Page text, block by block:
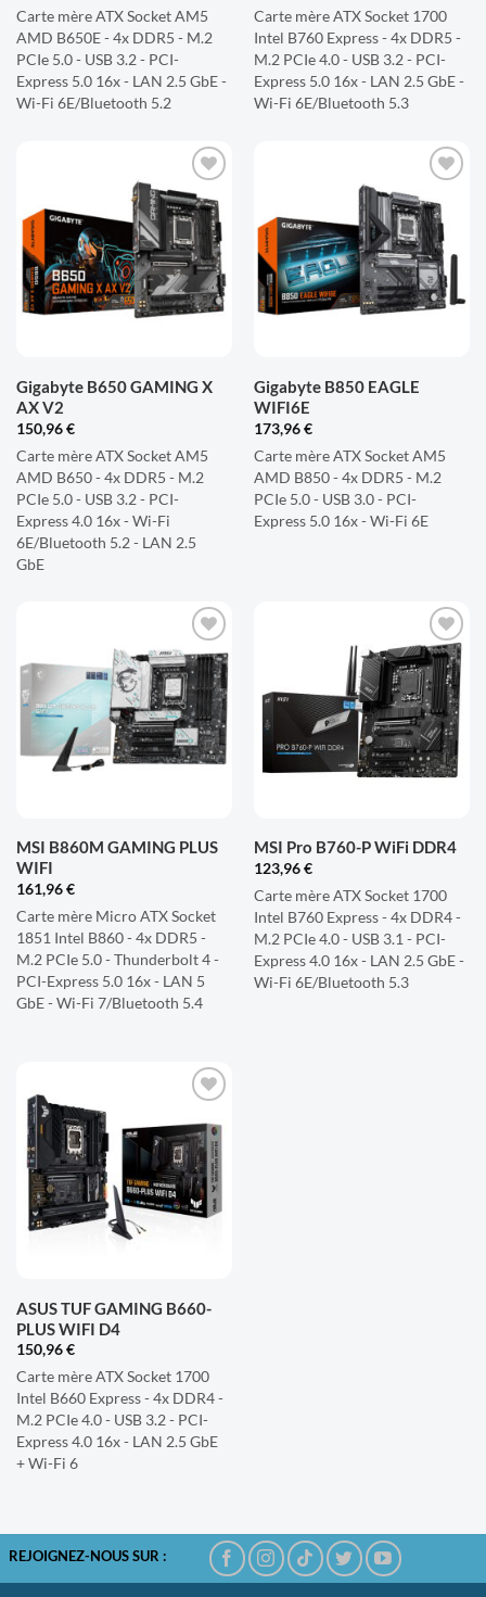
Carte mère ATX Socket AM5
AMD B650E - 4x DDR5 - M.2
PCIe 5.0 - USB 3.2 - PCI-
Express 5.0 16x - LAN 2.5 GbE -
Wi-Fi 6E/Bluetooth 5.2
Carte mère ATX Socket 1700
Intel B760 Express - 4x DDR5 -
M.2 PCIe 4.0 - USB 3.2 - PCI-
Express 5.0 16x - LAN 2.5 GbE -
Wi-Fi 6E/Bluetooth 5.3
AJOUTER
À LA
LISTE
D'ENVIES
Gigabyte B650 GAMING X
AX V2
150,96€
Carte mère ATX Socket AM5
AMD B650 - 4x DDR5 - M.2
PCIe 5.0 - USB 3.2 - PCI-
Express 4.0 16x - Wi-Fi
6E/Bluetooth 5.2 - LAN 2.5
GbE
AJOUTER
À LA
LISTE
D'ENVIES
Gigabyte B850 EAGLE
WIFI6E
173,96€
Carte mère ATX Socket AM5
AMD B850 - 4x DDR5 - M.2
PCIe 5.0 - USB 3.0 - PCI-
Express 5.0 16x - Wi-Fi 6E
AJOUTER
À LA
LISTE
D'ENVIES
MSI B860M GAMING PLUS
WIFI
161,96€
Carte mère Micro ATX Socket
1851 Intel B860 - 4x DDR5 -
M.2 PCIe 5.0 - Thunderbolt 4 -
PCI-Express 5.0 16x - LAN 5
GbE - Wi-Fi 7/Bluetooth 5.4
AJOUTER
À LA
LISTE
D'ENVIES
MSI Pro B760-P WiFi DDR4
123,96€
Carte mère ATX Socket 1700
Intel B760 Express - 4x DDR4 -
M.2 PCIe 4.0 - USB 3.1 - PCI-
Express 4.0 16x - LAN 2.5 GbE -
Wi-Fi 6E/Bluetooth 5.3
AJOUTER
À LA
LISTE
D'ENVIES
ASUS TUF GAMING B660-
PLUS WIFI D4
150,96€
Carte mère ATX Socket 1700
Intel B660 Express - 4x DDR4 -
M.2 PCIe 4.0 - USB 3.2 - PCI-
Express 4.0 16x - LAN 2.5 GbE
+ Wi-Fi 6
REJOIGNEZ-NOUS SUR :